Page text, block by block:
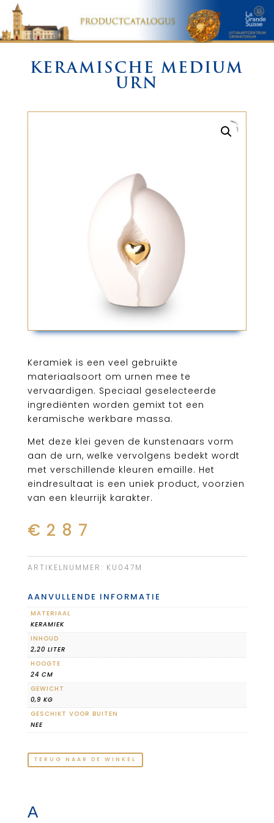
KERAMISCHE MEDIUM
URN
Keramiek is een veel gebruikte
materiaalsoort om urnen mee te
vervaardigen. Speciaal geselecteerde
ingrediënten worden gemixt tot een
keramische werkbare massa.
Met deze klei geven de kunstenaars vorm
aan de urn, welke vervolgens bedekt wordt
met verschillende kleuren emaille. Het
eindresultaat is een uniek product, voorzien
van een kleurrijk karakter.
€ 287
ARTIKELNUMMER: KU047M
AANVULLENDE INFORMATIE
MATERIAAL
KERAMIEK
INHOUD
2,20 LITER
HOOGTE
24 CM
GEWICHT
0,9 KG
GESCHIKT VOOR BUITEN
NEE
TERUG NAAR DE WINKEL
A